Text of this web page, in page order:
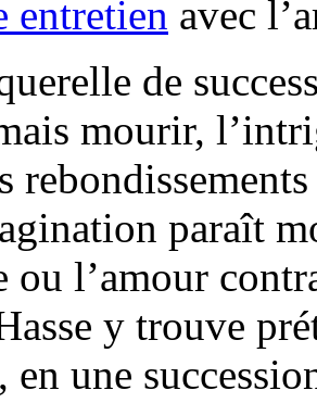
entretien avec
de
mourir,
paraît
ou l’amour
y trouve
une